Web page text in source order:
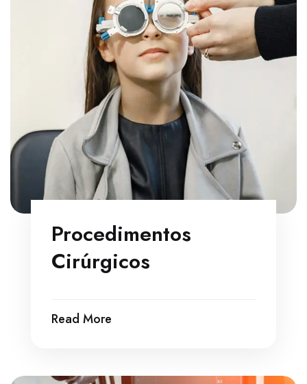
Procedimentos
Cirúrgicos
Read More